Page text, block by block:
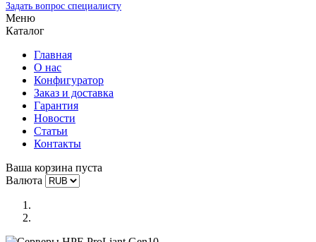
Задать вопрос специалисту
Меню
Каталог
Главная
О нас
Конфигуратор
Заказ и доставка
Гарантия
Новости
Статьи
Контакты
Ваша корзина пуста
Валюта